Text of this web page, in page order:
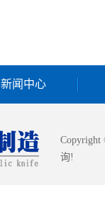
新闻中心
Copyright
询!